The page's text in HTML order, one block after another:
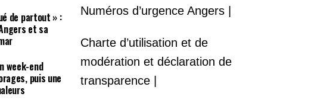
de partout » :
et sa
week-end
puis une
Numéros d’urgence Angers |
Charte d’utilisation et de
modération et déclaration de
transparence |